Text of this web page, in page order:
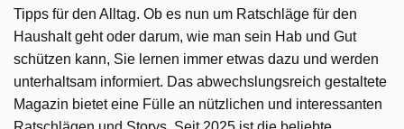
Tipps für den Alltag. Ob es nun um Ratschläge für den
Haushalt geht oder darum, wie man sein Hab und Gut
schützen kann, Sie lernen immer etwas dazu und werden
unterhaltsam informiert. Das abwechslungsreich gestaltete
Magazin bietet eine Fülle an nützlichen und interessanten